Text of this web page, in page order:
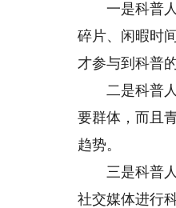
一是科普人
碎片、闲暇时
才参与到科普
二是科普人
要群体，而且
趋势。
三是科普人
社交媒体进行